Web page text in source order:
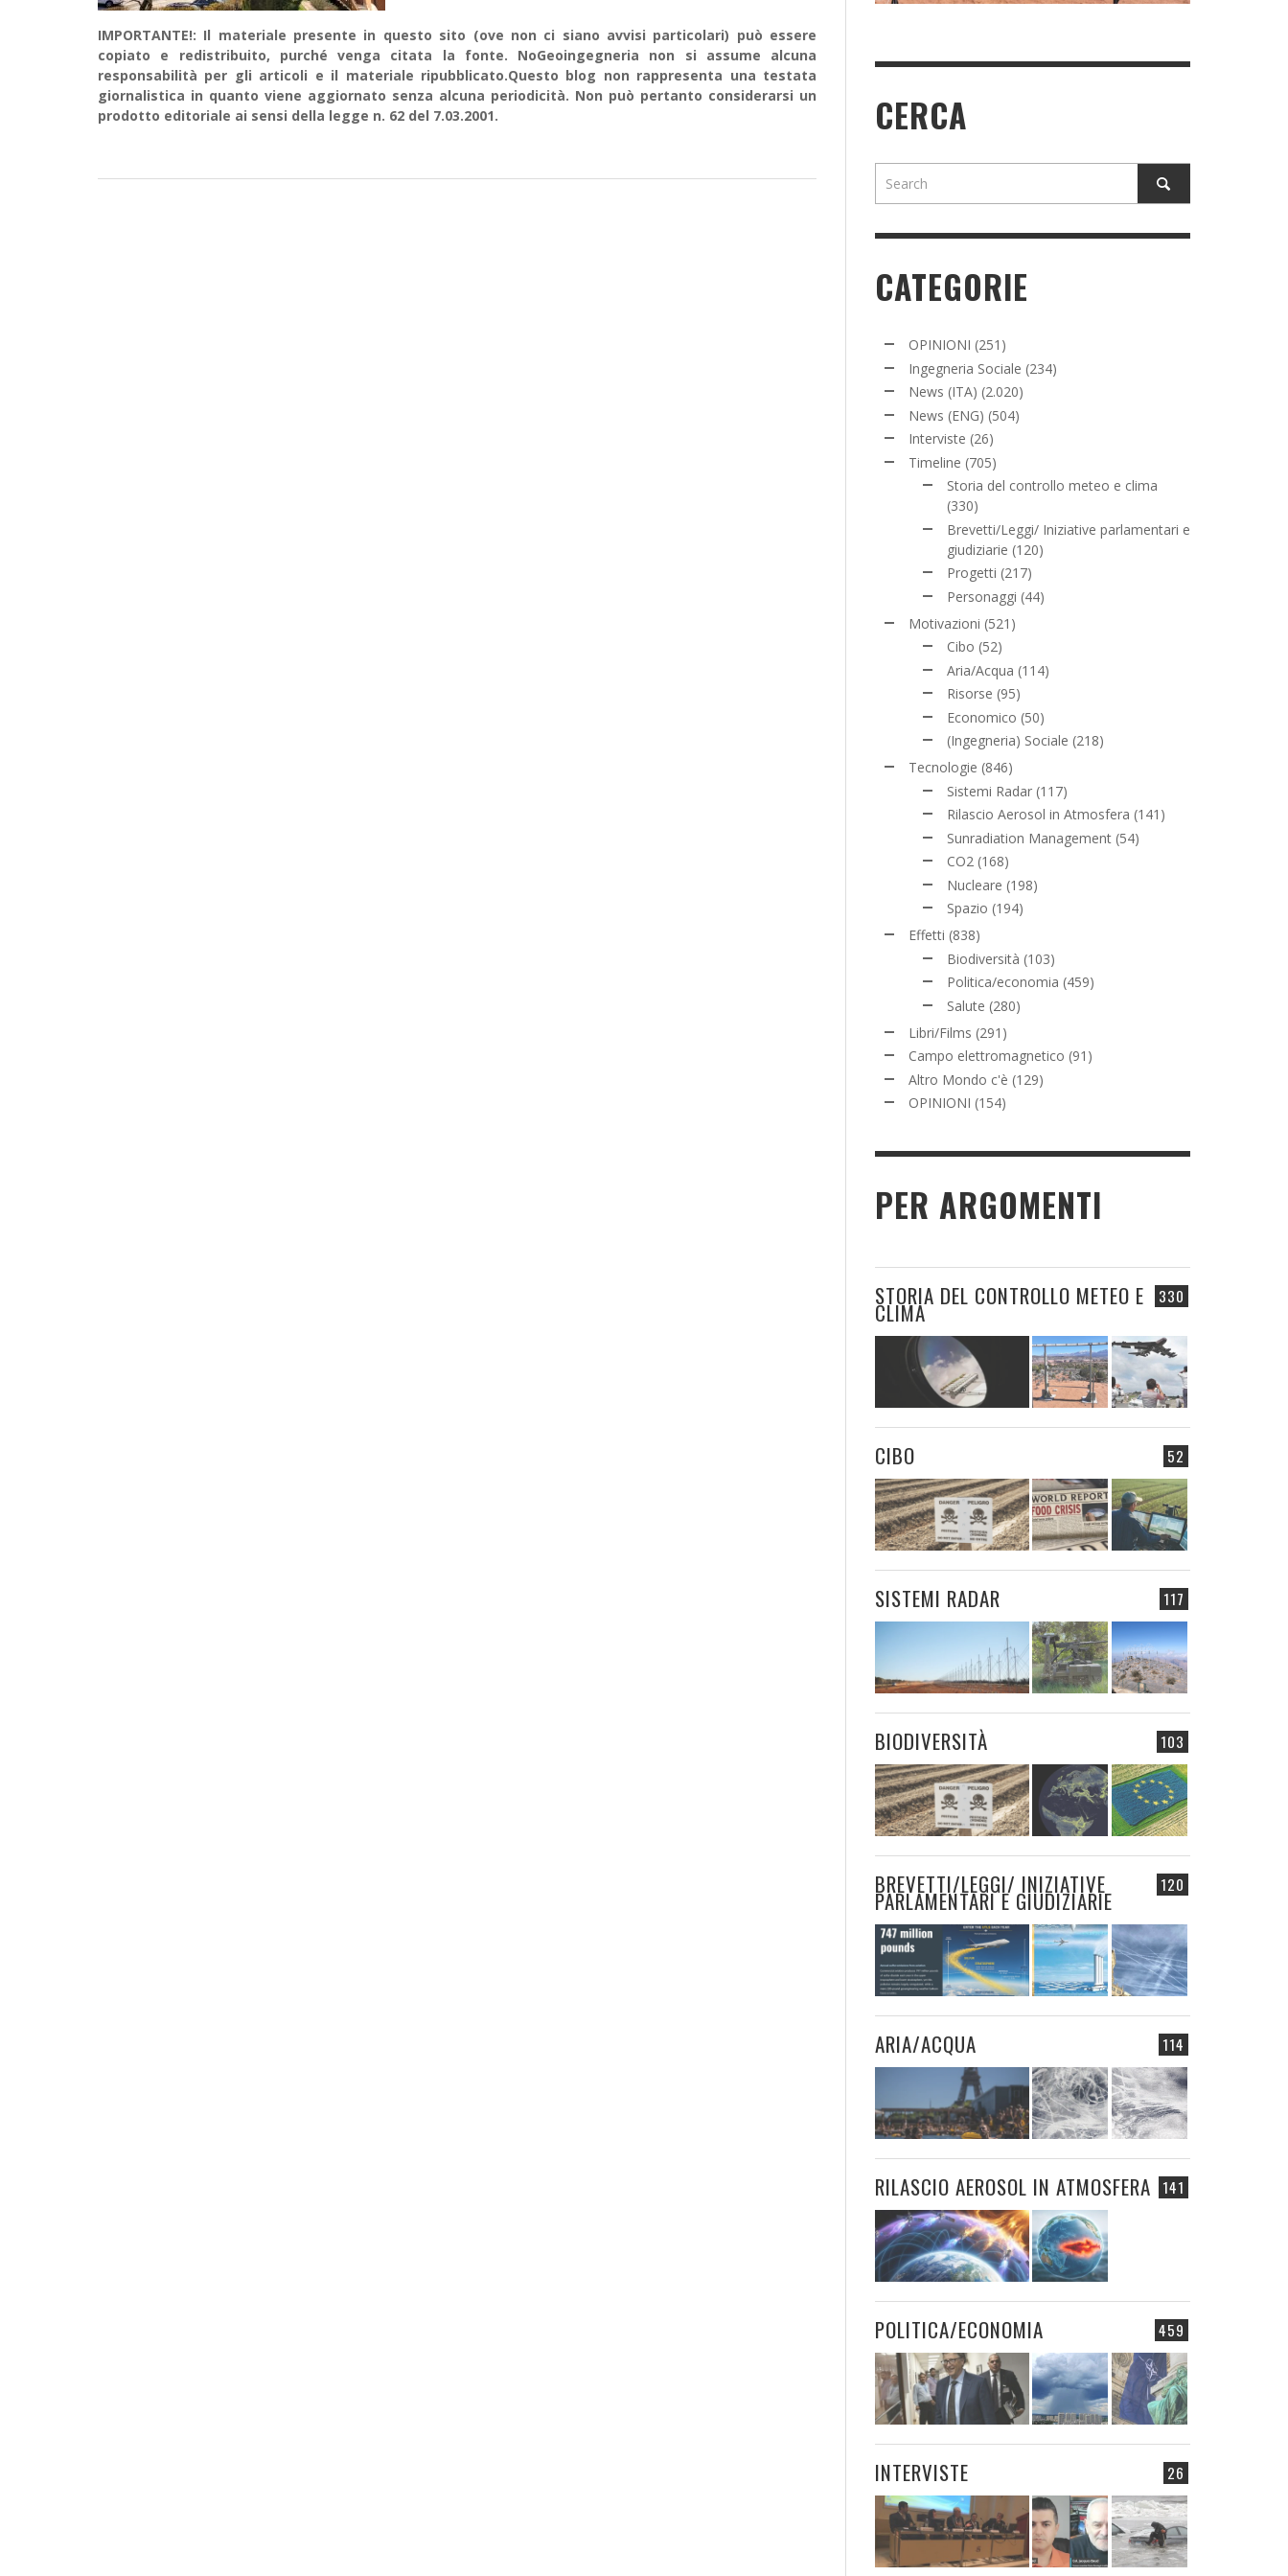
IMPORTANTE!: Il materiale presente in questo sito (ove non ci siano avvisi particolari) può essere
copiato e redistribuito, purché venga citata la fonte. NoGeoingegneria non si assume alcuna
responsabilità per gli articoli e il materiale ripubblicato.Questo blog non rappresenta una testata
giornalistica in quanto viene aggiornato senza alcuna periodicità. Non può pertanto considerarsi un
prodotto editoriale ai sensi della legge n. 62 del 7.03.2001.
CERCA
CATEGORIE
OPINIONI (251)
Ingegneria Sociale (234)
News (ITA) (2.020)
News (ENG) (504)
Interviste (26)
Timeline (705)
Storia del controllo meteo e clima
(330)
Brevetti/Leggi/ Iniziative parlamentari e
giudiziarie (120)
Progetti (217)
Personaggi (44)
Motivazioni (521)
Cibo (52)
Aria/Acqua (114)
Risorse (95)
Economico (50)
(Ingegneria) Sociale (218)
Tecnologie (846)
Sistemi Radar (117)
Rilascio Aerosol in Atmosfera (141)
Sunradiation Management (54)
CO2 (168)
Nucleare (198)
Spazio (194)
Effetti (838)
Biodiversità (103)
Politica/economia (459)
Salute (280)
Libri/Films (291)
Campo elettromagnetico (91)
Altro Mondo c'è (129)
OPINIONI (154)
PER ARGOMENTI
330
STORIA DEL CONTROLLO METEO E
CLIMA
52
CIBO
117
SISTEMI RADAR
103
BIODIVERSITÀ
120
BREVETTI/LEGGI/ INIZIATIVE
PARLAMENTARI E GIUDIZIARIE
114
ARIA/ACQUA
141
RILASCIO AEROSOL IN ATMOSFERA
459
POLITICA/ECONOMIA
26
INTERVISTE